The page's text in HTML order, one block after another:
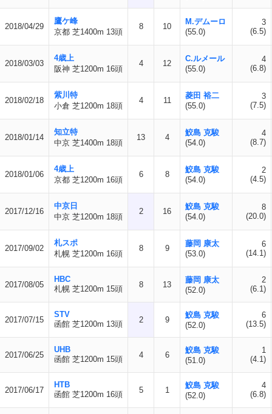
2018/04/29
鷹ケ峰
京都 芝1400m 13頭
8 10
M.デムーロ
(55.0)
3
(6.5)
2018/03/03
4歳上
阪神 芝1200m 16頭
4 12
C.ルメール
(55.0)
4
(6.8)
2018/02/18
紫川特
小倉 芝1200m 18頭
4 11
菱田 裕二
(55.0)
3
(7.5)
2018/01/14
知立特
中京 芝1400m 18頭
13 4
鮫島 克駿
(54.0)
4
(8.7)
2018/01/06
4歳上
京都 芝1200m 16頭
6 8
鮫島 克駿
(54.0)
2
(4.5)
2017/12/16
中京日
中京 芝1200m 18頭
2 16
鮫島 克駿
(54.0)
8
(20.0)
2017/09/02
札スポ
札幌 芝1200m 16頭
8 9
藤岡 康太
(53.0)
6
(14.1)
2017/08/05
HBC
札幌 芝1200m 15頭
8 13
藤岡 康太
(52.0)
2
(6.1)
2017/07/15
STV
函館 芝1200m 13頭
2 9
鮫島 克駿
(52.0)
6
(13.5)
2017/06/25
UHB
函館 芝1200m 15頭
4 6
鮫島 克駿
(51.0)
1
(4.1)
2017/06/17
HTB
函館 芝1200m 16頭
5 1
鮫島 克駿
(52.0)
4
(6.8)